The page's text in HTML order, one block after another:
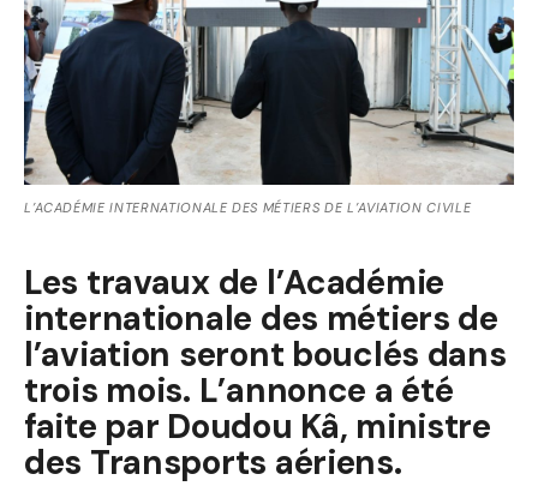
L’ACADÉMIE INTERNATIONALE DES MÉTIERS DE L’AVIATION CIVILE
Les travaux de l’Académie
internationale des métiers de
l’aviation seront bouclés dans
trois mois. L’annonce a été
faite par Doudou Kâ, ministre
des Transports aériens.